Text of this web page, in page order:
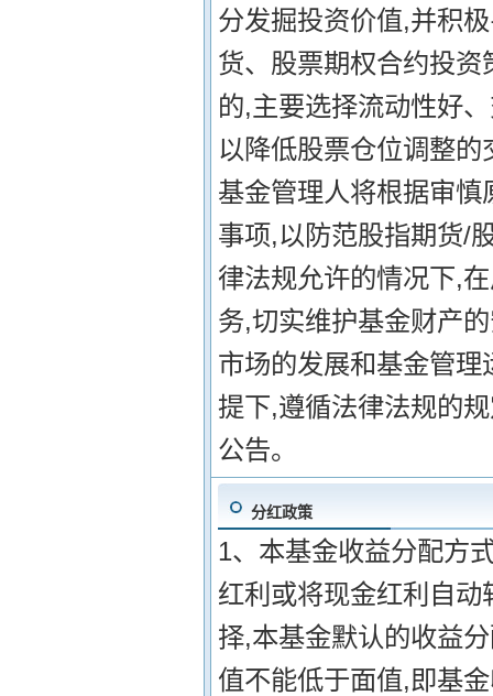
分发掘投资价值,并积
货、股票期权合约投
的,主要选择流动性好
以降低股票仓位调整
基金管理人将根据审
事项,以防范股指期货/
律法规允许的情况下,
务,切实维护基金财产
市场的发展和基金管
提下,遵循法律法规的
公告。
分红政策
1、本基金收益分配方
红利或将现金红利自
择,本基金默认的收益
值不能低于面值,即基